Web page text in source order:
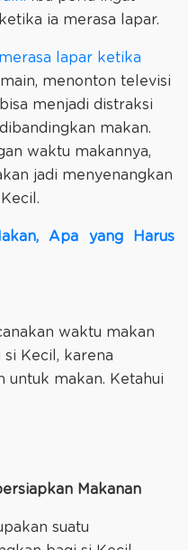
ia merasa lapar.
lapar ketika
menonton televisi
menjadi distraksi
makan.
waktu makannya,
jadi menyenangkan
Apa yang Harus
waktu makan
Kecil, karena
untuk makan. Ketahui
Makanan
suatu